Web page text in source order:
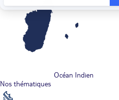
Océan Indien
Nos thématiques